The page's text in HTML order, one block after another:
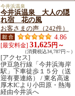
今井浜温泉
今井浜温泉 大人の隠
れ宿 花の風
お客さまの声（242件）
4.86
[最安料金] 31,625円～
（消費税込34,787円～）
[アクセス]
伊豆急行線「今井浜海岸
駅」下車徒歩１５分（送
迎有要連絡） / 東名高速
厚木ICより小田原・熱海
経由今井浜へ